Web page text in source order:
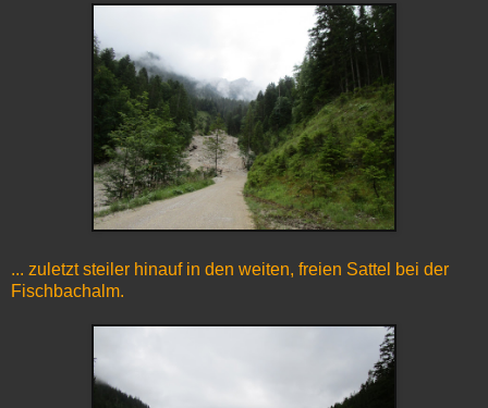
... zuletzt steiler hinauf in den weiten, freien Sattel bei der
Fischbachalm.